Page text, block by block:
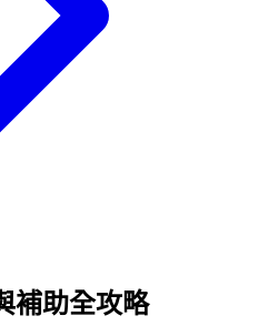
補助全攻略